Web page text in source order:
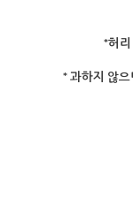
*허
* 과하지 않